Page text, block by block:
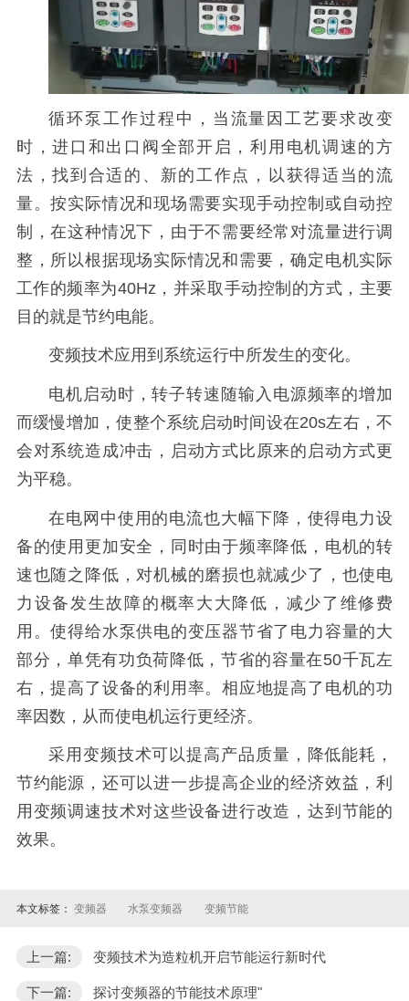
循环泵工作过程中，当流量因工艺要求改变
时，进口和出口阀全部开启，利用电机调速的方
法，找到合适的、新的工作点，以获得适当的流
量。按实际情况和现场需要实现手动控制或自动控
制，在这种情况下，由于不需要经常对流量进行调
整，所以根据现场实际情况和需要，确定电机实际
工作的频率为40Hz，并采取手动控制的方式，主要
目的就是节约电能。
变频技术应用到系统运行中所发生的变化。
电机启动时，转子转速随输入电源频率的增加
而缓慢增加，使整个系统启动时间设在20s左右，不
会对系统造成冲击，启动方式比原来的启动方式更
为平稳。
在电网中使用的电流也大幅下降，使得电力设
备的使用更加安全，同时由于频率降低，电机的转
速也随之降低，对机械的磨损也就减少了，也使电
力设备发生故障的概率大大降低，减少了维修费
用。使得给水泵供电的变压器节省了电力容量的大
部分，单凭有功负荷降低，节省的容量在50千瓦左
右，提高了设备的利用率。相应地提高了电机的功
率因数，从而使电机运行更经济。
采用变频技术可以提高产品质量，降低能耗，
节约能源，还可以进一步提高企业的经济效益，利
用变频调速技术对这些设备进行改造，达到节能的
效果。
本文标签： 变频器 水泵变频器 变频节能
上一篇: 变频技术为造粒机开启节能运行新时代
下一篇: 探讨变频器的节能技术原理"